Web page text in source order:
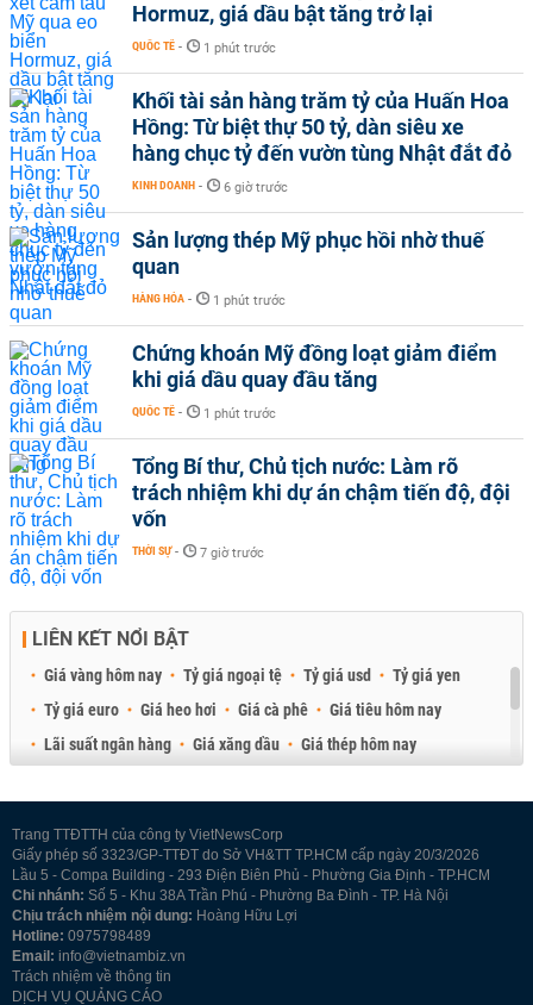
Hormuz, giá dầu bật tăng trở lại
QUỐC TẾ - 1 phút trước
Khối tài sản hàng trăm tỷ của Huấn Hoa
Hồng: Từ biệt thự 50 tỷ, dàn siêu xe
hàng chục tỷ đến vườn tùng Nhật đắt đỏ
KINH DOANH - 6 giờ trước
Sản lượng thép Mỹ phục hồi nhờ thuế
quan
HÀNG HÓA - 1 phút trước
Chứng khoán Mỹ đồng loạt giảm điểm
khi giá dầu quay đầu tăng
QUỐC TẾ - 1 phút trước
Tổng Bí thư, Chủ tịch nước: Làm rõ
trách nhiệm khi dự án chậm tiến độ, đội
vốn
THỜI SỰ - 7 giờ trước
LIÊN KẾT NỔI BẬT
Giá vàng hôm nay Tỷ giá ngoại tệ Tỷ giá usd
Tỷ giá yen
Tỷ giá euro
Giá heo hơi Giá cà phê
Giá tiêu hôm nay
Lãi suất ngân hàng
Giá xăng dầu
Giá thép hôm nay
Trang TTĐTTH của công ty VietNewsCorp
Giấy phép số 3323/GP-TTĐT do Sở VH&TT TP.HCM cấp ngày 20/3/2026
Lầu 5 - Compa Building - 293 Điện Biên Phủ - Phường Gia Định - TP.HCM
Chi nhánh: Số 5 - Khu 38A Trần Phú - Phường Ba Đình - TP. Hà Nội
Chịu trách nhiệm nội dung: Hoàng Hữu Lợi
Hotline: 0975798489
Email: info@vietnambiz.vn
Trách nhiệm về thông tin
DỊCH VỤ QUẢNG CÁO